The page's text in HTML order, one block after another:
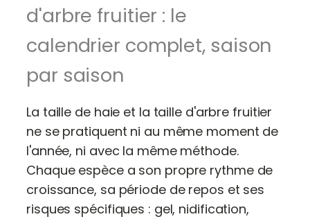
d'arbre fruitier : le
calendrier complet, saison
par saison
La taille de haie et la taille d'arbre fruitier
ne se pratiquent ni au même moment de
l'année, ni avec la même méthode.
Chaque espèce a son propre rythme de
croissance, sa période de repos et ses
risques spécifiques : gel, nidification,